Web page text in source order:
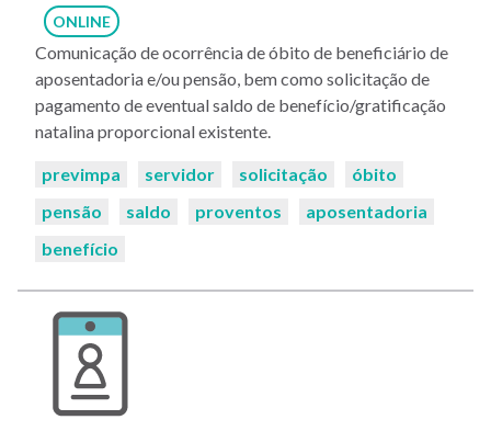
ONLINE
Comunicação de ocorrência de óbito de beneficiário de
aposentadoria e/ou pensão, bem como solicitação de
pagamento de eventual saldo de benefício/gratificação
natalina proporcional existente.
Palavras-
previmpa servidor solicitação
óbito
pensão
saldo proventos
aposentadoria
benefício